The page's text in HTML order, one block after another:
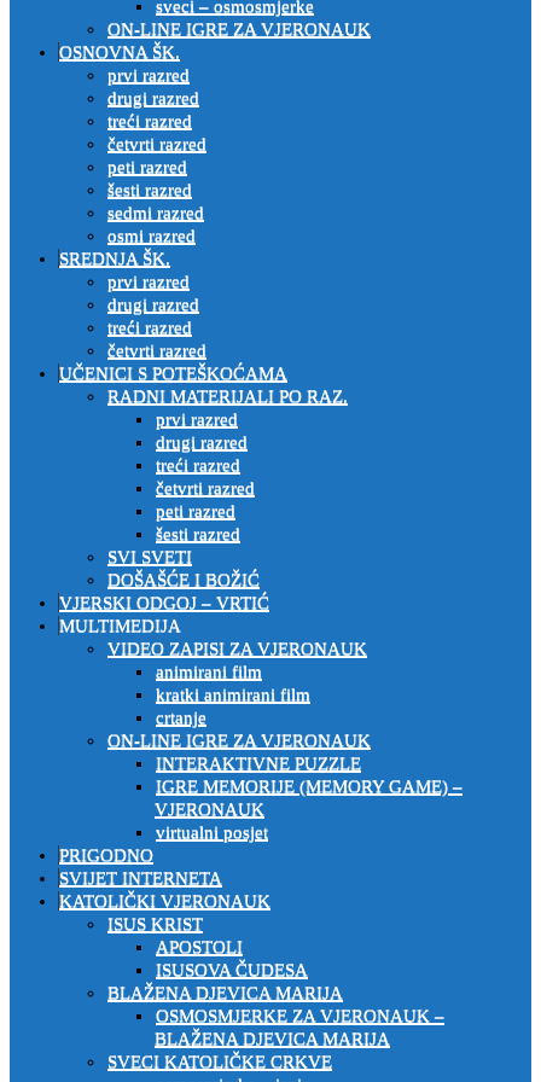
sveci – osmosmjerke
ON-LINE IGRE ZA VJERONAUK
OSNOVNA ŠK.
prvi razred
drugi razred
treći razred
četvrti razred
peti razred
šesti razred
sedmi razred
osmi razred
SREDNJA ŠK.
prvi razred
drugi razred
treći razred
četvrti razred
UČENICI S POTEŠKOĆAMA
RADNI MATERIJALI PO RAZ.
prvi razred
drugi razred
treći razred
četvrti razred
peti razred
šesti razred
SVI SVETI
DOŠAŠĆE I BOŽIĆ
VJERSKI ODGOJ – VRTIĆ
MULTIMEDIJA
VIDEO ZAPISI ZA VJERONAUK
animirani film
kratki animirani film
crtanje
ON-LINE IGRE ZA VJERONAUK
INTERAKTIVNE PUZZLE
IGRE MEMORIJE (MEMORY GAME) –
VJERONAUK
virtualni posjet
PRIGODNO
SVIJET INTERNETA
KATOLIČKI VJERONAUK
ISUS KRIST
APOSTOLI
ISUSOVA ČUDESA
BLAŽENA DJEVICA MARIJA
OSMOSMJERKE ZA VJERONAUK –
BLAŽENA DJEVICA MARIJA
SVECI KATOLIČKE CRKVE